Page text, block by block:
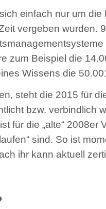
einfach nur um die
vergeben wurden.
zum Beispiel die
Wissens die
steht die 2015 für
bzw. verbindlich
für die „alte“ 2008er
sind. So ist
ihr kann aktuell